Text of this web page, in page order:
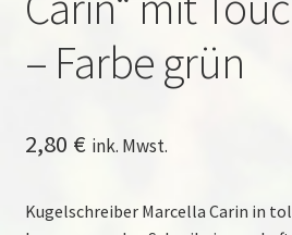
– Farbe grün
2,80 € ink. Mwst.
Kugelschreiber Marcella Carin in